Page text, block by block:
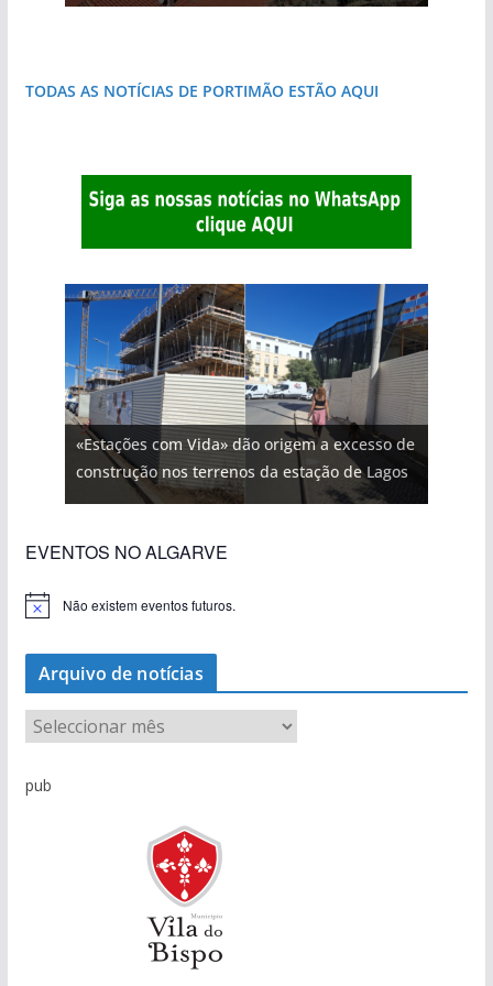
que respira autenticidade
do Algarve
natureza
costa e tanto por descobrir
destruída por um raio
janela para a Ria Formosa
TODAS AS NOTÍCIAS DE PORTIMÃO ESTÃO AQUI
«Estações com Vida» dão origem a excesso de
construção nos terrenos da estação de Lagos
EVENTOS NO ALGARVE
Não existem eventos futuros.
Arquivo de notícias
r
pub